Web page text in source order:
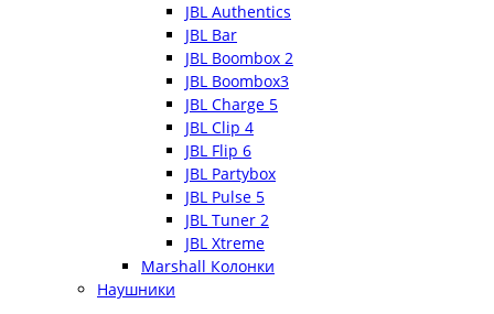
JBL Authentics
JBL Bar
JBL Boombox 2
JBL Boombox3
JBL Charge 5
JBL Clip 4
JBL Flip 6
JBL Partybox
JBL Pulse 5
JBL Tuner 2
JBL Xtreme
Marshall Колонки
Наушники